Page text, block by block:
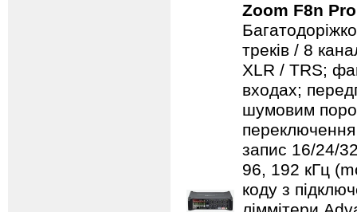
Zoom F8n Pro
треків / 8
XLR / TRS;
входах;
шумовим
переключення
запис 16/24/
96, 192 кГц
коду з